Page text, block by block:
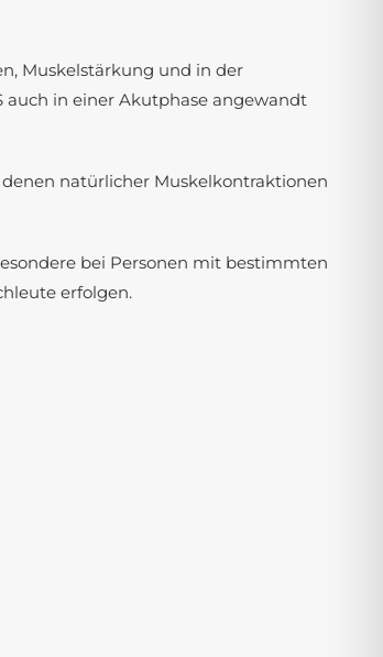
Muskelstärkung und in der
auch in einer Akutphase angewandt
natürlicher Muskelkontraktionen
bei Personen mit bestimmten
erfolgen.